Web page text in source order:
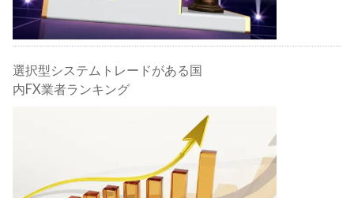
選択型システムトレードがある国
内FX業者ランキング